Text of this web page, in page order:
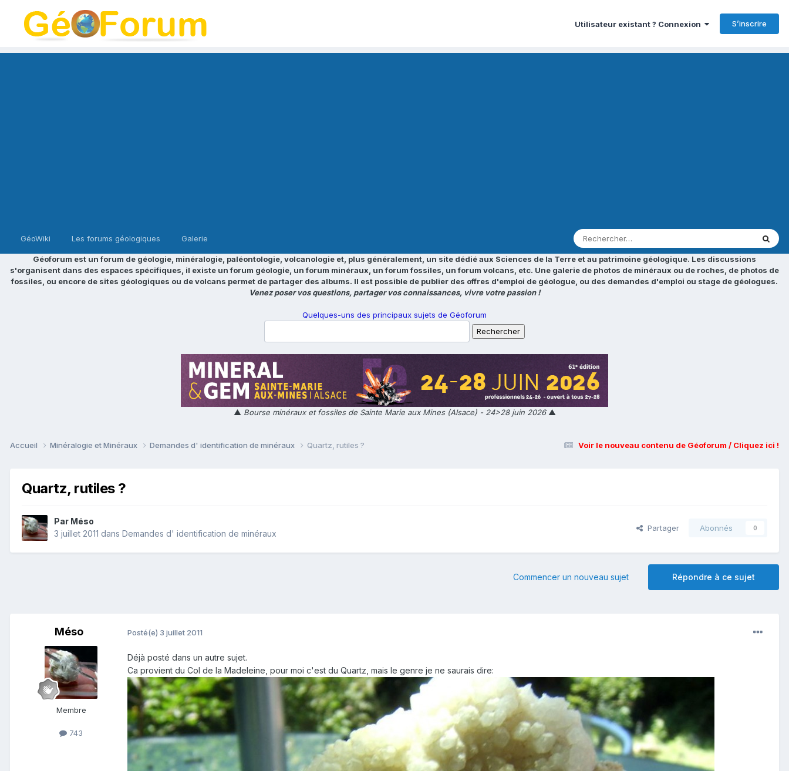
Utilisateur existant ? Connexion S’inscrire
GéoWiki Les forums géologiques Galerie
Géoforum est un forum de géologie, minéralogie, paléontologie, volcanologie et, plus généralement, un site dédié aux Sciences de la Terre et au patrimoine géologique. Les discussions
s'organisent dans des espaces spécifiques, il existe un forum géologie, un forum minéraux, un forum fossiles, un forum volcans, etc. Une galerie de photos de minéraux ou de roches, de photos de
fossiles, ou encore de sites géologiques ou de volcans permet de partager des albums. Il est possible de publier des offres d'emploi de géologue, ou des demandes d'emploi ou stage de géologues.
Venez poser vos questions, partager vos connaissances, vivre votre passion !
Quelques-uns des principaux sujets de Géoforum
▲ Bourse minéraux et fossiles de Sainte Marie aux Mines (Alsace) - 24>28 juin 2026▲
Voir le nouveau contenu de Géoforum / Cliquez ici !
Accueil Minéralogie et Minéraux Demandes d' identification de minéraux Quartz, rutiles ?
Quartz, rutiles ?
Par Méso
3 juillet 2011 dans Demandes d' identification de minéraux
Partager Abonnés 0
Répondre à ce sujet
Commencer un nouveau sujet
Méso
Membre
743
Posté(e) 3 juillet 2011
Déjà posté dans un autre sujet.
Ca provient du Col de la Madeleine, pour moi c'est du Quartz, mais le genre je ne saurais dire: